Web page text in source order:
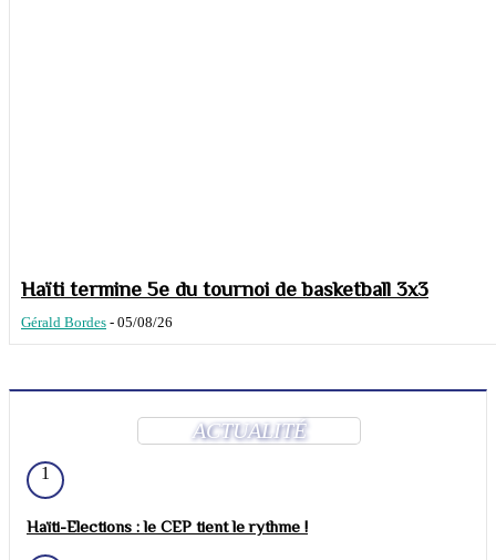
Haïti termine 5e du tournoi de basketball 3x3
Gérald Bordes - 05/08/26
ACTUALITÉ
1
Haïti-Elections : le CEP tient le rythme !